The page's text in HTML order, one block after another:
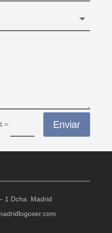
= Enviar
1 Dcha. Madrid